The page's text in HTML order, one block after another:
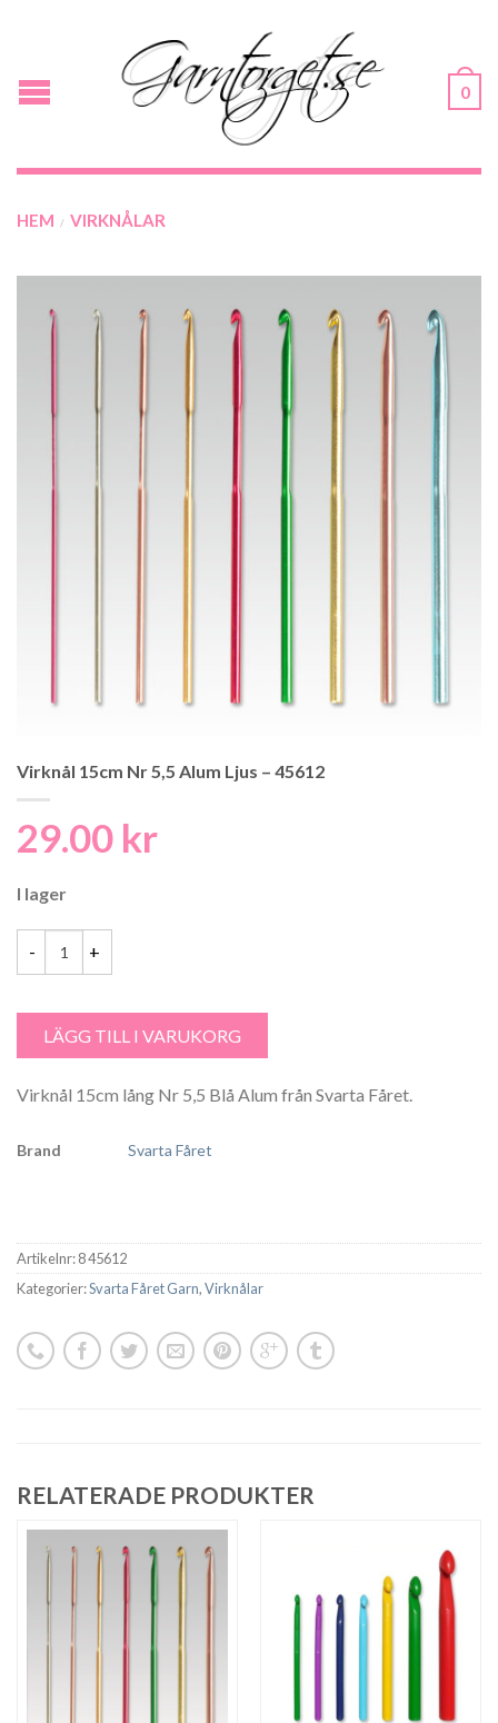
0
HEM / VIRKNÅLAR
Virknål 15cm Nr 5,5 Alum Ljus – 45612
29.00 kr
I lager
LÄGG TILL I VARUKORG
Virknål 15cm lång Nr 5,5 Blå Alum från Svarta Fåret.
Brand Svarta Fåret
Artikelnr:8 45612
Kategorier:Svarta Fåret Garn,Virknålar
RELATERADE PRODUKTER